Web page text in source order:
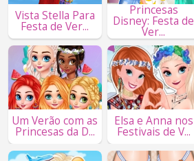
Vista Stella Para
Festa de Ver...
Princesas
Disney: Festa de
Ver...
Um Verão com as
Princesas da D...
Elsa e Anna nos
Festivais de V...